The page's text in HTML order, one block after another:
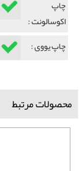
چاپ
اکوسالونت :
چاپ یووی :
محصولات مرتبط